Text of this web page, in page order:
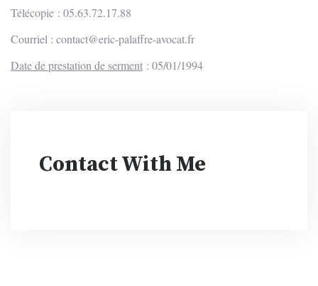
Télécopie : 05.63.72.17.88
Courriel : contact@eric-palaffre-avocat.fr
Date de prestation de serment : 05/01/1994
Contact With Me